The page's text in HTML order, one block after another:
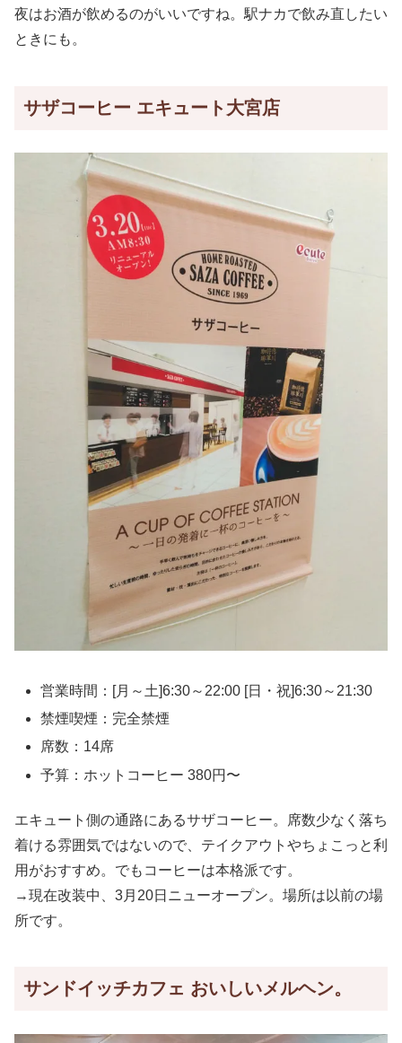
夜はお酒が飲めるのがいいですね。駅ナカで飲み直したい
ときにも。
サザコーヒー エキュート大宮店
営業時間：[月～土]6:30～22:00 [日・祝]6:30～21:30
禁煙喫煙：完全禁煙
席数：14席
予算：ホットコーヒー 380円〜
エキュート側の通路にあるサザコーヒー。席数少なく落ち
着ける雰囲気ではないので、テイクアウトやちょこっと利
用がおすすめ。でもコーヒーは本格派です。
→現在改装中、3月20日ニューオープン。場所は以前の場
所です。
サンドイッチカフェ おいしいメルヘン。